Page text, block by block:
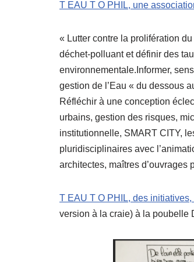
T EAU T O PHIL, une
« Lutter contre la prolifération
déchet-polluant et définir des
environnementale.Informer,
gestion de l’Eau « du dessous
Réfléchir à une conception
urbains, gestion des risques,
institutionnelle, SMART CITY,
pluridisciplinaires avec
architectes, maîtres d’ouvrages
T EAU T O PHIL, des
version à la craie) à la poubelle